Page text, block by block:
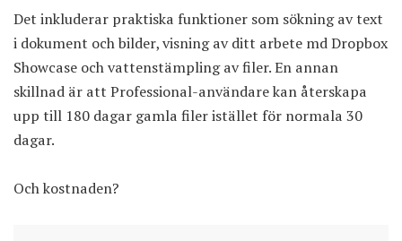
Det inkluderar praktiska funktioner som sökning av text
i dokument och bilder, visning av ditt arbete md Dropbox
Showcase och vattenstämpling av filer. En annan
skillnad är att Professional-användare kan återskapa
upp till 180 dagar gamla filer istället för normala 30
dagar.
Och kostnaden?